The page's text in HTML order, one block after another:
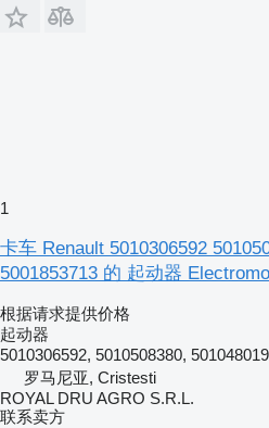
1
卡车 Renault 5010306592
5001853713 的 起动器
根据请求提供价格
起动器
5010306592, 5010508380,
罗马尼亚, Cristesti
ROYAL DRU AGRO S.R.L.
联系卖方